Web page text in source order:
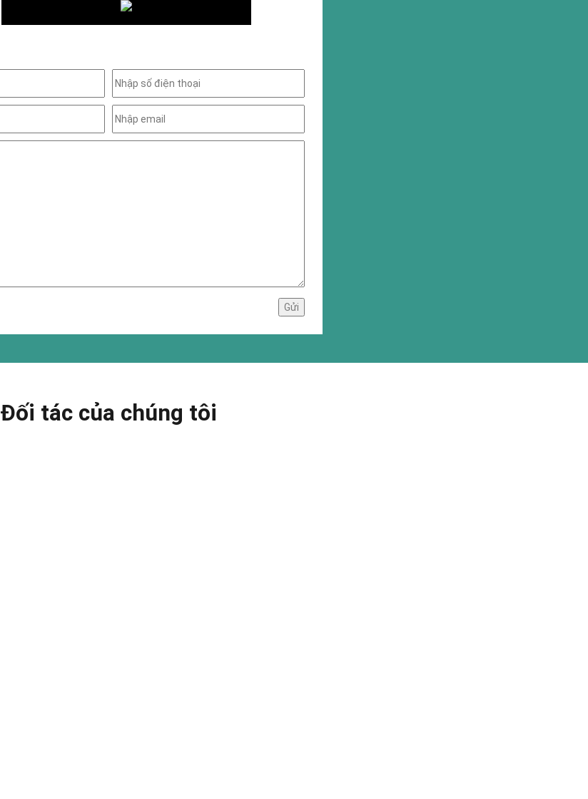
Đối tác của chúng tôi